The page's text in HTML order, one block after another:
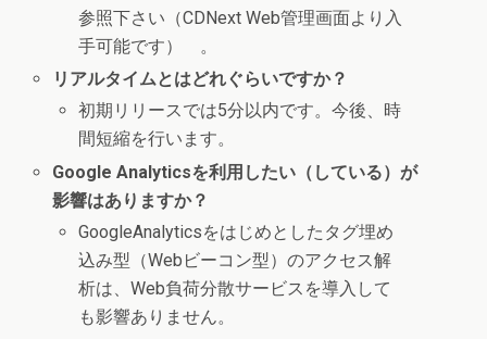
参照下さい（CDNext Web管理画面より入
手可能です） 。
リアルタイムとはどれぐらいですか？
初期リリースでは5分以内です。今後、時
間短縮を行います。
Google Analyticsを利用したい（している）が
影響はありますか？
GoogleAnalyticsをはじめとしたタグ埋め
込み型（Webビーコン型）のアクセス解
析は、Web負荷分散サービスを導入して
も影響ありません。